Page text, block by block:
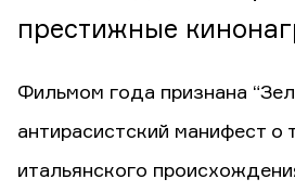
престижные
Фильмом года признана
антирасистский манифест о
итальянского